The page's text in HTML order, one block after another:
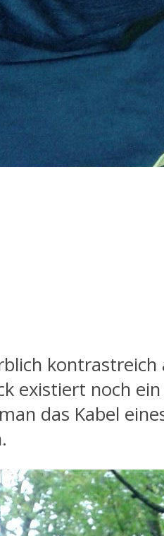
kontrastreich
existiert noch
das Kabel